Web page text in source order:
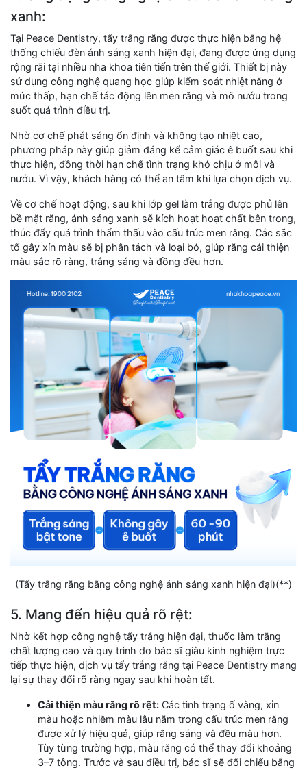
xanh:
Tại Peace Dentistry, tẩy trắng răng được thực hiện bằng hệ
thống chiếu đèn ánh sáng xanh hiện đại, đang được ứng dụng
rộng rãi tại nhiều nha khoa tiên tiến trên thế giới. Thiết bị này
sử dụng công nghệ quang học giúp kiểm soát nhiệt năng ở
mức thấp, hạn chế tác động lên men răng và mô nướu trong
suốt quá trình điều trị.
Nhờ cơ chế phát sáng ổn định và không tạo nhiệt cao,
phương pháp này giúp giảm đáng kể cảm giác ê buốt sau khi
thực hiện, đồng thời hạn chế tình trạng khó chịu ở môi và
nướu. Vì vậy, khách hàng có thể an tâm khi lựa chọn dịch vụ.
Về cơ chế hoạt động, sau khi lớp gel làm trắng được phủ lên
bề mặt răng, ánh sáng xanh sẽ kích hoạt hoạt chất bên trong,
thúc đẩy quá trình thẩm thấu vào cấu trúc men răng. Các sắc
tố gây xỉn màu sẽ bị phân tách và loại bỏ, giúp răng cải thiện
màu sắc rõ ràng, trắng sáng và đồng đều hơn.
(Tẩy trắng răng bằng công nghệ ánh sáng xanh hiện đại)(**)
5. Mang đến hiệu quả rõ rệt:
Nhờ kết hợp công nghệ tẩy trắng hiện đại, thuốc làm trắng
chất lượng cao và quy trình do bác sĩ giàu kinh nghiệm trực
tiếp thực hiện, dịch vụ tẩy trắng răng tại Peace Dentistry mang
lại sự thay đổi rõ ràng ngay sau khi hoàn tất.
Cải thiện màu răng rõ rệt: Các tình trạng ố vàng, xỉn
màu hoặc nhiễm màu lâu năm trong cấu trúc men răng
được xử lý hiệu quả, giúp răng sáng và đều màu hơn.
Tùy từng trường hợp, màu răng có thể thay đổi khoảng
3–7 tông. Trước và sau điều trị, bác sĩ sẽ đối chiếu bằng